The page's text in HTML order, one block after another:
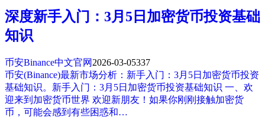
深度新手入门：3月5日加密货币投资基础
知识
币安Binance中文官网 2026-03-05337
币安(Binance)最新市场分析：新手入门：3月5日加密货币投资
基础知识。新手入门：3月5日加密货币投资基础知识 一、欢
迎来到加密货币世界 欢迎新朋友！如果你刚刚接触加密货
币，可能会感到有些困惑和…